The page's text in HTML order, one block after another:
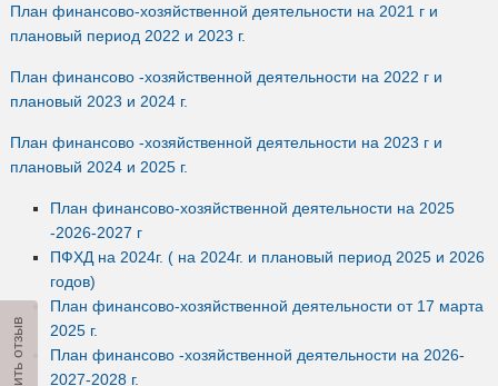
План финансово-хозяйственной деятельности на 2021 г и
плановый период 2022 и 2023 г.
План финансово -хозяйственной деятельности на 2022 г и
плановый 2023 и 2024 г.
План финансово -хозяйственной деятельности на 2023 г и
плановый 2024 и 2025 г.
План финансово-хозяйственной деятельности на 2025
-2026-2027 г
ПФХД на 2024г. ( на 2024г. и плановый период 2025 и 2026
годов)
План финансово-хозяйственной деятельности от 17 марта
2025 г.
План финансово -хозяйственной деятельности на 2026-
2027-2028 г.